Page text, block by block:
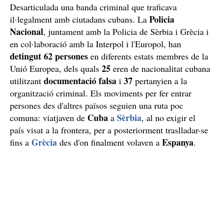
Desarticulada una banda criminal que traficava
il·legalment amb ciutadans cubans. La Policia
Nacional, juntament amb la Policia de Sèrbia i Grècia i
en col·laboració amb la Interpol i l'Europol, han
detingut 62 persones en diferents estats membres de la
Unió Europea, dels quals 25 eren de nacionalitat cubana
utilitzant documentació falsa i 37 pertanyien a la
organització criminal. Els moviments per fer entrar
persones des d'altres països seguien una ruta poc
comuna: viatjaven de Cuba a Sèrbia, al no exigir el
país visat a la frontera, per a posteriorment traslladar-se
fins a Grècia des d'on finalment volaven a Espanya.